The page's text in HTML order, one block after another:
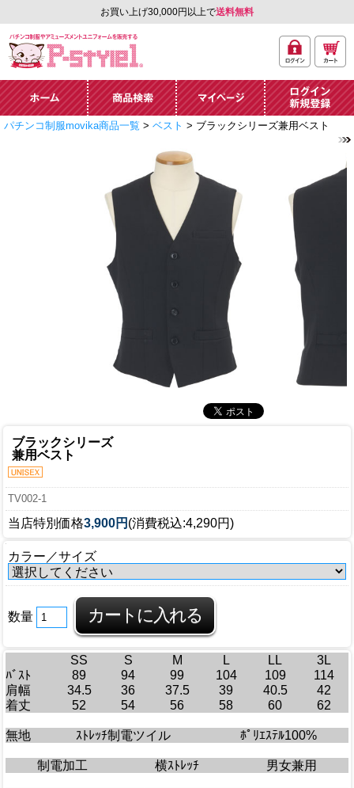
お買い上げ30,000円以上で送料無料
ーズメントユニフォー
ム通販「P-style 1」.
イン
ト
ホーム 商品検索 マイページ
ログイン・新規
パチンコ制服movika商品一覧 > ベスト > ブラックシリーズ兼用ベスト
ブラックシリーズ
兼用ベスト
TV002-1
当店特別価格3,900円 (消費税込:4,290円)
カラー／サイズ
数量
SS S M L LL
3L
ﾊﾞｽﾄ
89 94 99 104 109
114
肩幅
34.5 36 37.5 39 40.5
42
着丈
52 54 56 58 60 62
無地 ｽﾄﾚｯﾁ制電ツイル ﾎﾟﾘｴｽﾃﾙ100%
制電加工 横ｽﾄﾚｯﾁ 男女兼用